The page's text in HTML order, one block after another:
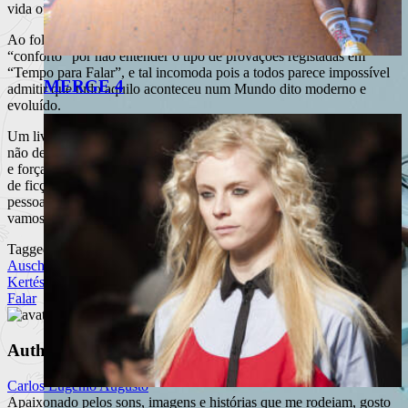
MERGE 4
vida ou algo parecido com isso.
Ao folhear este livro passa pelo leitor uma estranha sensação de
“conforto” por não entender o tipo de provações registadas em
“Tempo para Falar”, e tal incomoda pois a todos parece impossível
admitir que tudo aquilo aconteceu num Mundo dito moderno e
evoluído.
Um livro aconselhado a todos, “Tempo para Falar” é uma obra que
não deixa ninguém indiferente e demonstra a extraordinária coragem
e força interior do ser humano perante situações limite. Não se trata
de ficção: é real, é histórico, é horrível. Mas, graças a magníficas
pessoas como Helen Lewis que honram a palavra humanidade,
vamos esperar que a História não se repita. A bem de todos.
Tagged
Auschwitz
HolocaustoIII ReichImré
Kertész
Primeira Guerra MundialPrimo LeviTempo para
Falar
Author
Carlos Eugénio Augusto
Apaixonado pelos sons, imagens e histórias que me rodeiam, gosto